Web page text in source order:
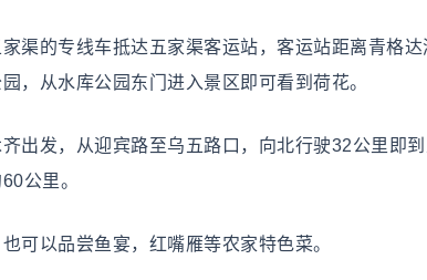
的专线车抵达五家渠客运站，客运站距离青格达
，从水库公园东门进入景区即可看到荷花。
发，从迎宾路至乌五路口，向北行驶32公里即到
公里。
以品尝鱼宴，红嘴雁等农家特色菜。